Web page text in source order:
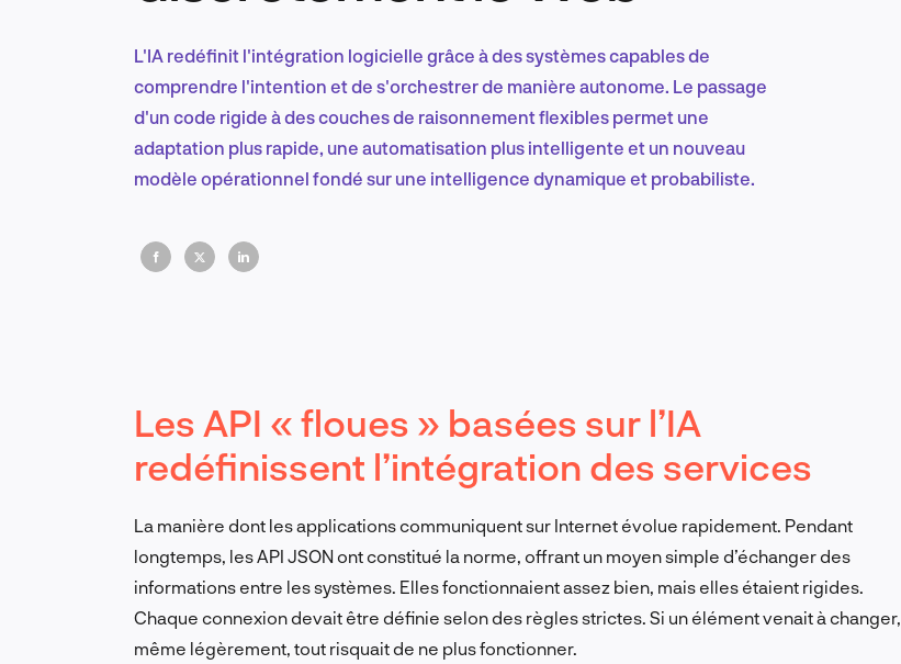
Marketing et croissance digitale
Recherche et conception produit
FR
L'IA redéfinit l'intégration logicielle grâce à des systèmes capables de
comprendre l'intention et de s'orchestrer de manière autonome. Le passage
d'un code rigide à des couches de raisonnement flexibles permet une
adaptation plus rapide, une automatisation plus intelligente et un nouveau
modèle opérationnel fondé sur une intelligence dynamique et probabiliste.
Les API « floues » basées sur l’IA
redéfinissent l’intégration des services
La manière dont les applications communiquent sur Internet évolue rapidement. Pendant
longtemps, les API JSON ont constitué la norme, offrant un moyen simple d’échanger des
informations entre les systèmes. Elles fonctionnaient assez bien, mais elles étaient rigides.
Chaque connexion devait être définie selon des règles strictes. Si un élément venait à changer,
même légèrement, tout risquait de ne plus fonctionner.